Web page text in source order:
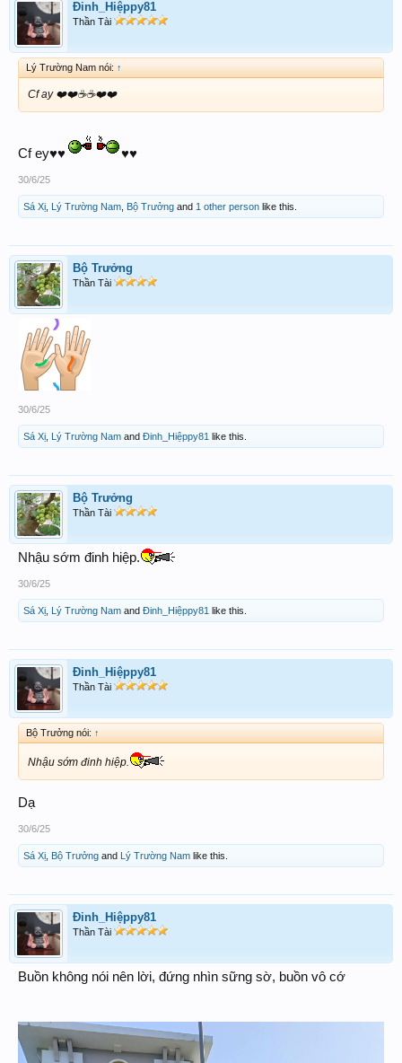
Đinh_Hiệppy81
Thần Tài
Lý Trường Nam nói: ↑
Cf ay ❤️❤️☕️☕️❤️❤️
Cf ey♥️♥️ ♥️♥️
30/6/25
Sá Xị Lý Trường Nam Bộ Trưởng and 1 other person like this.
Bộ Trưởng
Thần Tài
30/6/25
Sá Xị Lý Trường Nam and Đinh_Hiệppy81 like this.
Bộ Trưởng
Thần Tài
Nhậu sớm đinh hiệp.
30/6/25
Sá Xị Lý Trường Nam and Đinh_Hiệppy81 like this.
Đinh_Hiệppy81
Thần Tài
Bộ Trưởng nói: ↑
Nhậu sớm đinh hiệp.
Dạ
30/6/25
Sá Xị Bộ Trưởng and Lý Trường Nam like this.
Đinh_Hiệppy81
Thần Tài
Buồn không nói nên lời, đứng nhìn sững sờ, buồn vô cớ